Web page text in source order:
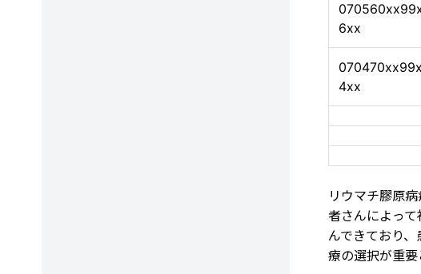
6xx
070470xx99x
4xx
リウマチ膠原
者さんによっ
んできており
療の選択が重